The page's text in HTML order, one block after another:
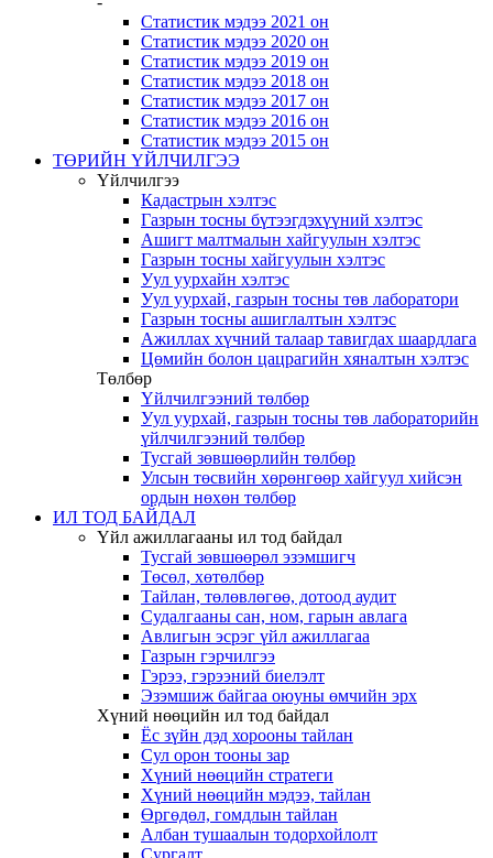
Статистик мэдээ 2021 он
Статистик мэдээ 2020 он
Статистик мэдээ 2019 он
Статистик мэдээ 2018 он
Статистик мэдээ 2017 он
Статистик мэдээ 2016 он
Статистик мэдээ 2015 он
ТӨРИЙН ҮЙЛЧИЛГЭЭ
Үйлчилгээ
Кадастрын хэлтэс
Газрын тосны бүтээгдэхүүний хэлтэс
Ашигт малтмалын хайгуулын хэлтэс
Газрын тосны хайгуулын хэлтэс
Уул уурхайн хэлтэс
Уул уурхай, газрын тосны төв лаборатори
Газрын тосны ашиглалтын хэлтэс
Ажиллах хүчний талаар тавигдах шаардлага
Цөмийн болон цацрагийн хяналтын хэлтэс
Төлбөр
Үйлчилгээний төлбөр
Уул уурхай, газрын тосны төв лабораторийн
үйлчилгээний төлбөр
Тусгай зөвшөөрлийн төлбөр
Улсын төсвийн хөрөнгөөр хайгуул хийсэн
ордын нөхөн төлбөр
ИЛ ТОД БАЙДАЛ
Үйл ажиллагааны ил тод байдал
Тусгай зөвшөөрөл эзэмшигч
Төсөл, хөтөлбөр
Тайлан, төлөвлөгөө, дотоод аудит
Судалгааны сан, ном, гарын авлага
Авлигын эсрэг үйл ажиллагаа
Газрын гэрчилгээ
Гэрээ, гэрээний биелэлт
Эзэмшиж байгаа оюуны өмчийн эрх
Хүний нөөцийн ил тод байдал
Ёс зүйн дэд хорооны тайлан
Сул орон тооны зар
Хүний нөөцийн стратеги
Хүний нөөцийн мэдээ, тайлан
Өргөдөл, гомдлын тайлан
Албан тушаалын тодорхойлолт
Сургалт